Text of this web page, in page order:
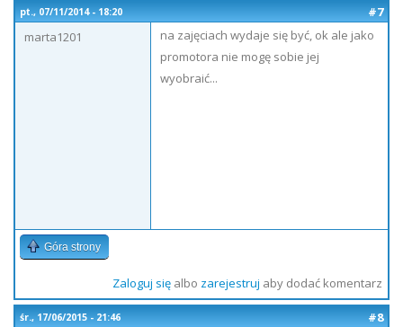
pt., 07/11/2014 - 18:20
#7
marta1201
na zajęciach wydaje się być, ok ale jako
promotora nie mogę sobie jej
wyobraić...
Góra strony
Zaloguj sięalbo zarejestruj aby dodać komentarz
śr., 17/06/2015 - 21:46
#8